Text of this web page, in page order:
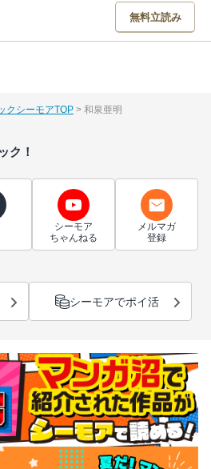
無料立読み
クシーモアTOP 和泉亜明
ク！
シーモア
ちゃんねる
メルマガ
登録
シーモアでポイ活